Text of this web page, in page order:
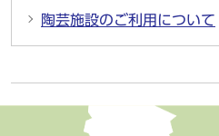
陶芸施設のご利用について